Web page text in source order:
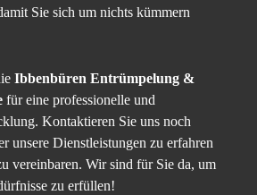
Sie sich um nichts kümmern
Ibbenbüren Entrümpelung &
für eine professionelle und
Kontaktieren Sie uns noch
unsere Dienstleistungen zu erfahren
vereinbaren. Wir sind für Sie da, um
zu erfüllen!